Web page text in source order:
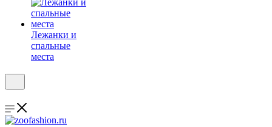
Лежанки и
спальные
места